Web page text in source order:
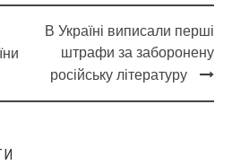
В Україні виписали перші
штрафи за заборонену
російську літературу